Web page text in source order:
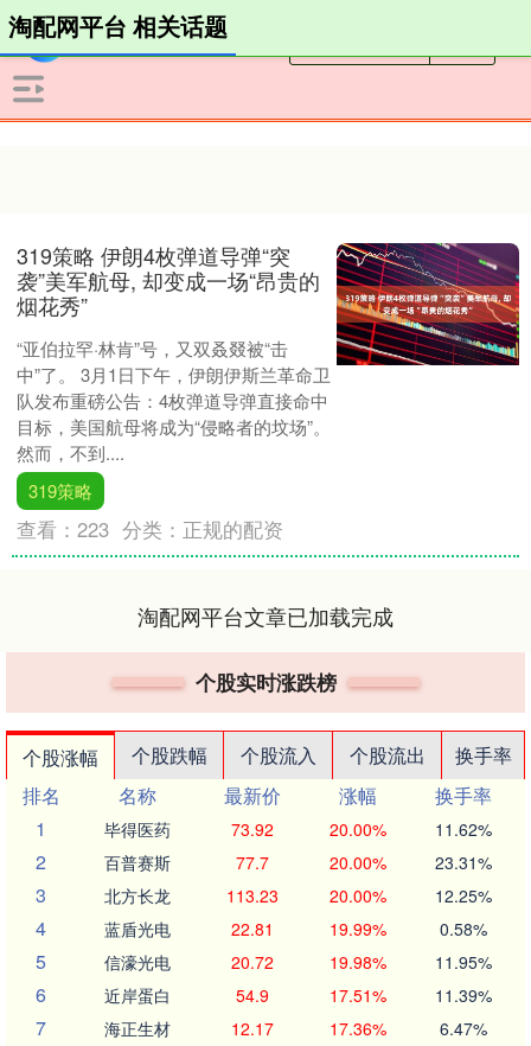
淘配网平台 相关话题
319策略 伊朗4枚弹道导弹“突
袭”美军航母, 却变成一场“昂贵的
烟花秀”
“亚伯拉罕·林肯”号，又双叒叕被“击
中”了。 3月1日下午，伊朗伊斯兰革命卫
队发布重磅公告：4枚弹道导弹直接命中
目标，美国航母将成为“侵略者的坟场”。
然而，不到....
319策略
查看：223 分类： 正规的配资
淘配网平台文章已加载完成
个股实时涨跌榜
个股涨幅 个股跌幅 个股流入 个股流出
换手率
排名
名称 最新价 涨幅
换手率
1
毕得医药 73.92 20.00% 11.62%
2 百普赛斯 77.7 20.00% 23.31%
3 北方长龙 113.23 20.00% 12.25%
4 蓝盾光电 22.81 19.99% 0.58%
5 信濠光电 20.72 19.98% 11.95%
6 近岸蛋白 54.9 17.51% 11.39%
7 海正生材 12.17 17.36% 6.47%